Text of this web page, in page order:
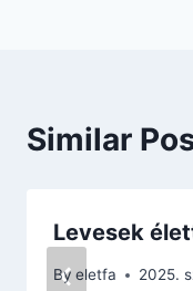
Similar
Levesek
By eletfa 2025.